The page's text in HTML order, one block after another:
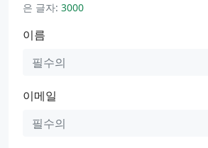
은 글자: 3000
이름
이메일